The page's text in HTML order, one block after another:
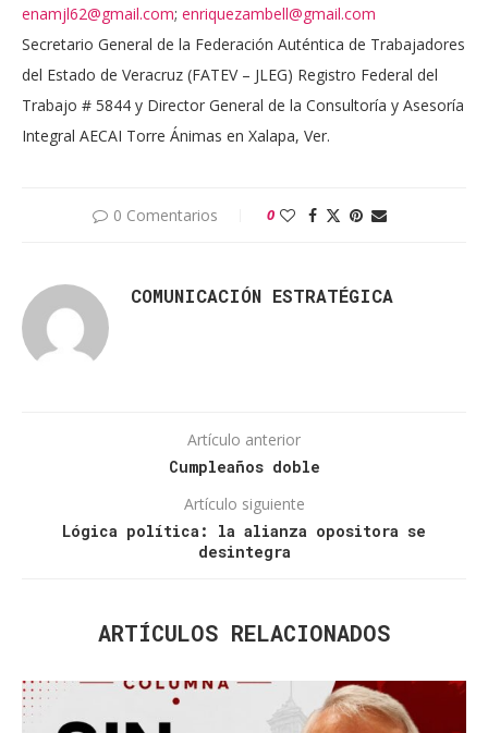
enamjl62@gmail.com; enriquezambell@gmail.com
Secretario General de la Federación Auténtica de Trabajadores
del Estado de Veracruz (FATEV – JLEG) Registro Federal del
Trabajo # 5844 y Director General de la Consultoría y Asesoría
Integral AECAI Torre Ánimas en Xalapa, Ver.
0 Comentarios 0
COMUNICACIÓN ESTRATÉGICA
Artículo anterior
Cumpleaños doble
Artículo siguiente
Lógica política: la alianza opositora se
desintegra
ARTÍCULOS RELACIONADOS